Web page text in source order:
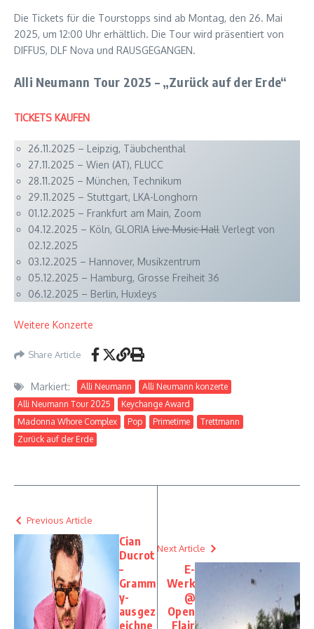
Die Tickets für die Tourstopps sind ab Montag, den 26. Mai
2025, um 12:00 Uhr erhältlich. Die Tour wird präsentiert von
DIFFUS, DLF Nova und RAUSGEGANGEN.
Alli Neumann Tour 2025 – „Zurück auf der Erde“
TICKETS KAUFEN
26.11.2025 – Leipzig, Täubchenthal
27.11.2025 – Wien (AT), FLUCC
28.11.2025 – München, Technikum
29.11.2025 – Stuttgart, LKA-Longhorn
01.12.2025 – Frankfurt am Main, Zoom
04.12.2025 – Köln, GLORIA Live Music Hall Verlegt von
02.12.2025
03.12.2025 – Hannover, Musikzentrum
05.12.2025 – Hamburg, Grosse Freiheit 36
06.12.2025 – Berlin, Huxleys
Weitere Konzerte
Share Article
Markiert: Alli Neumann
Alli Neumann konzerte
Alli Neumann Tour 2025
Keychange Award
Madonna Whore Complex
Pop Primetime
Trettmann
Zurück auf der Erde
Previous Article
Cian
Ducrot
–
Gramm
y-
ausgez
eichne
Next Article
E-
Werk
@
Open
Flair